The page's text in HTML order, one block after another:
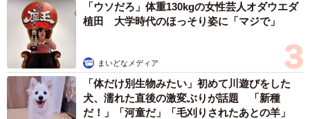
3/5
京都文教大 スタンプラリーで地域を巡る「宇治☆茶レンジャー」（提
供写真）
「ウソだろ」体重130kgの女性芸人オダウエダ
植田 大学時代のほっそり姿に「マジで」
まいどなメディア
「体だけ別生物みたい」初めて川遊びをした
犬、濡れた直後の激変ぶりが話題 「新種
だ！」「河童だ」「毛刈りされたあとの羊」